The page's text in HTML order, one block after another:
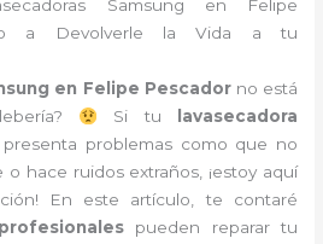
Samsung en Felipe
a Devolverle la Vida a tu
en Felipe Pescadorno está
Si tu
lavasecadora
presenta problemas como que no
hace ruidos extraños, ¡estoy aquí
En este artículo, te contaré
pueden reparar tu